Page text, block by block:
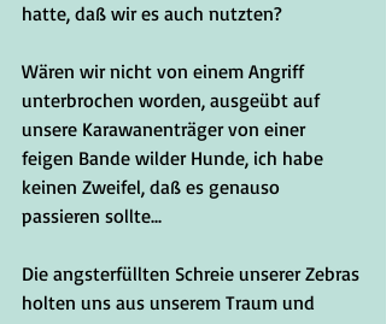
hatte, daß wir es auch nutzten?
Wären wir nicht von einem Angriff
unterbrochen worden, ausgeübt auf
unsere Karawanenträger von einer
feigen Bande wilder Hunde, ich habe
keinen Zweifel, daß es genauso
passieren sollte...
Die angsterfüllten Schreie unserer Zebras
holten uns aus unserem Traum und